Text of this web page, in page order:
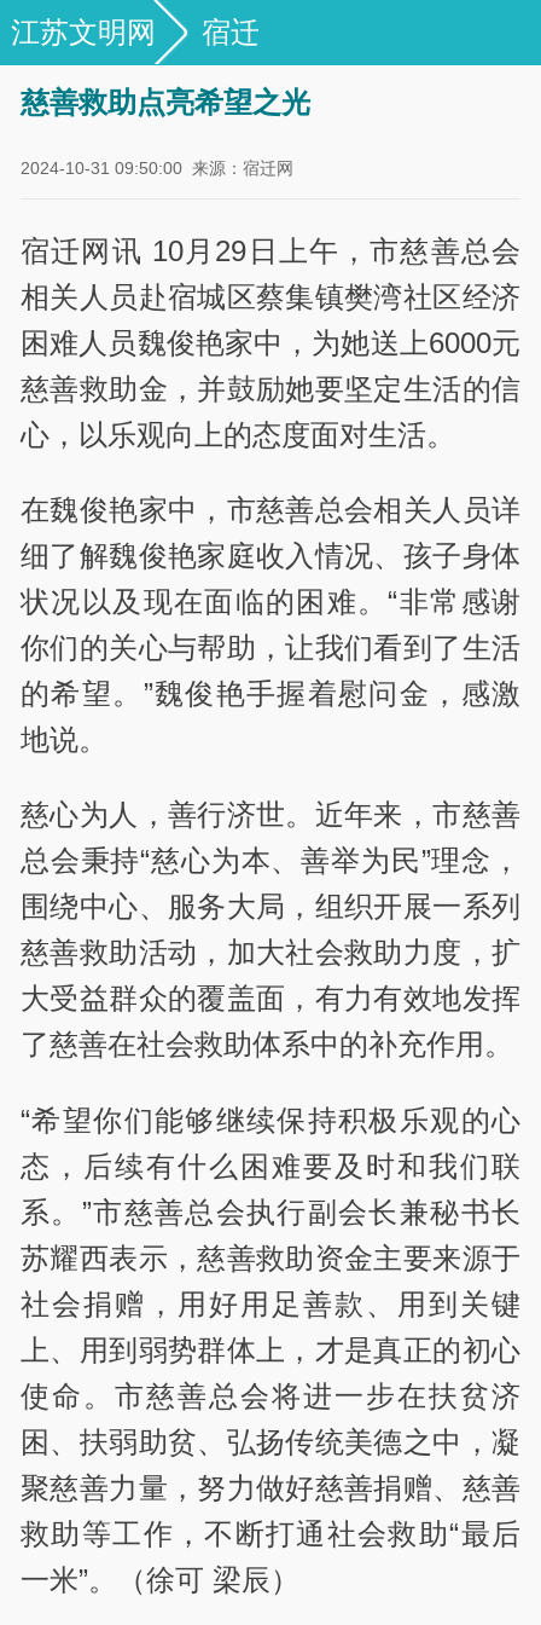
江苏文明网 宿迁
慈善救助点亮希望之光
2024-10-31 09:50:00 来源：宿迁网
宿迁网讯 10月29日上午，市慈善总会
相关人员赴宿城区蔡集镇樊湾社区经济
困难人员魏俊艳家中，为她送上6000元
慈善救助金，并鼓励她要坚定生活的信
心，以乐观向上的态度面对生活。
在魏俊艳家中，市慈善总会相关人员详
细了解魏俊艳家庭收入情况、孩子身体
状况以及现在面临的困难。“非常感谢
你们的关心与帮助，让我们看到了生活
的希望。”魏俊艳手握着慰问金，感激
地说。
慈心为人，善行济世。近年来，市慈善
总会秉持“慈心为本、善举为民”理念，
围绕中心、服务大局，组织开展一系列
慈善救助活动，加大社会救助力度，扩
大受益群众的覆盖面，有力有效地发挥
了慈善在社会救助体系中的补充作用。
“希望你们能够继续保持积极乐观的心
态，后续有什么困难要及时和我们联
系。”市慈善总会执行副会长兼秘书长
苏耀西表示，慈善救助资金主要来源于
社会捐赠，用好用足善款、用到关键
上、用到弱势群体上，才是真正的初心
使命。市慈善总会将进一步在扶贫济
困、扶弱助贫、弘扬传统美德之中，凝
聚慈善力量，努力做好慈善捐赠、慈善
救助等工作，不断打通社会救助“最后
一米”。（徐可 梁辰）